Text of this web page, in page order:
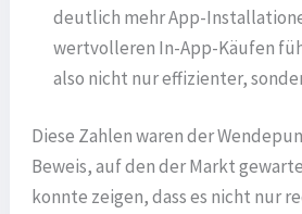
deutlich mehr App-
wertvolleren In-App-Käufen
also nicht nur effizienter,
Diese Zahlen waren der
Beweis, auf den der Markt
konnte zeigen, dass es nicht nur